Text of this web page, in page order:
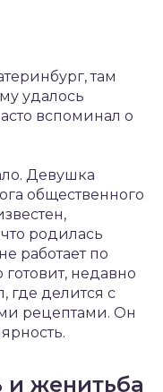
там
удалось
вспоминал о
Девушка
общественного
родилась
работает по
недавно
где делится с
рецептами. Он
и женитьба